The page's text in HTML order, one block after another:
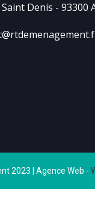
Denis - 93300
2023 | Agence Web -